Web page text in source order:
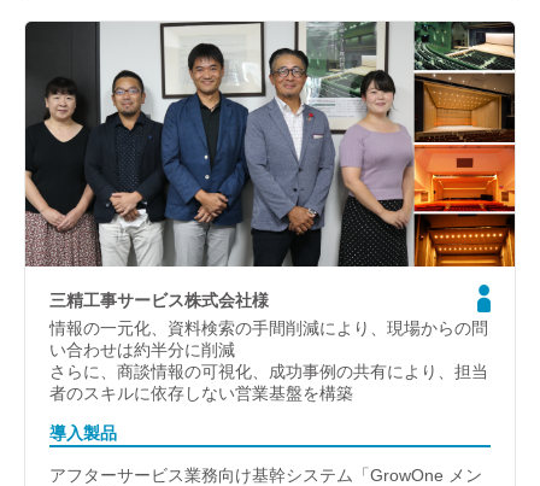
三精工事サービス株式会社様
情報の一元化、資料検索の手間削減により、現場からの問
い合わせは約半分に削減
さらに、商談情報の可視化、成功事例の共有により、担当
者のスキルに依存しない営業基盤を構築
導入製品
アフターサービス業務向け基幹システム「GrowOne メン